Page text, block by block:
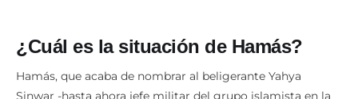
¿Cuál es la situación de Hamás?
Hamás, que acaba de nombrar al beligerante Yahya
Sinwar -hasta ahora jefe militar del grupo islamista en la